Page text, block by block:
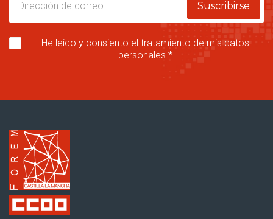
Suscribirse
He leido y consiento el tratamiento de mis datos
personales *